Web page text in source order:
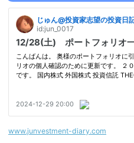
www.junvestment-diary.com